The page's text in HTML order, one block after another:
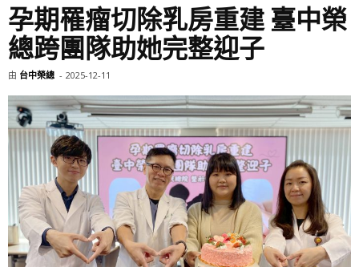
孕期罹瘤切除乳房重建 臺中榮
總跨團隊助她完整迎子
由 台中榮總 - 2025-12-11